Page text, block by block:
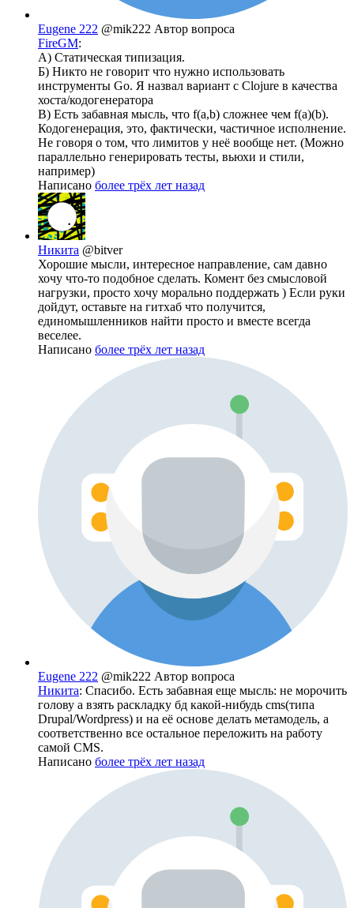
Eugene 222 @mik222 Автор вопроса
FireGM:
А) Статическая типизация.
Б) Никто не говорит что нужно использовать
инструменты Go. Я назвал вариант с Clojure в качества
хоста/кодогенератора
В) Есть забавная мысль, что f(a,b) сложнее чем f(a)(b).
Кодогенерация, это, фактически, частичное исполнение.
Не говоря о том, что лимитов у неё вообще нет. (Можно
параллельно генерировать тесты, вьюхи и стили,
например)
Написано более трёх лет назад
Никита @bitver
Хорошие мысли, интересное направление, сам давно
хочу что-то подобное сделать. Комент без смысловой
нагрузки, просто хочу морально поддержать ) Если руки
дойдут, оставьте на гитхаб что получится,
единомышленников найти просто и вместе всегда
веселее.
Написано более трёх лет назад
Eugene 222 @mik222 Автор вопроса
Никита: Спасибо. Есть забавная еще мысль: не морочить
голову а взять раскладку бд какой-нибудь cms(типа
Drupal/Wordpress) и на её основе делать метамодель, а
соответственно все остальное переложить на работу
самой CMS.
Написано более трёх лет назад